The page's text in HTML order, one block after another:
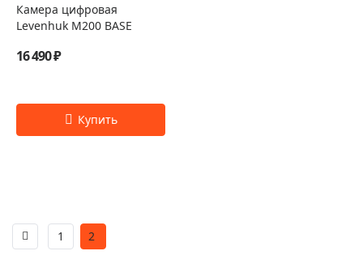
Камера цифровая
Levenhuk M200 BASE
16 490 ₽
1 2